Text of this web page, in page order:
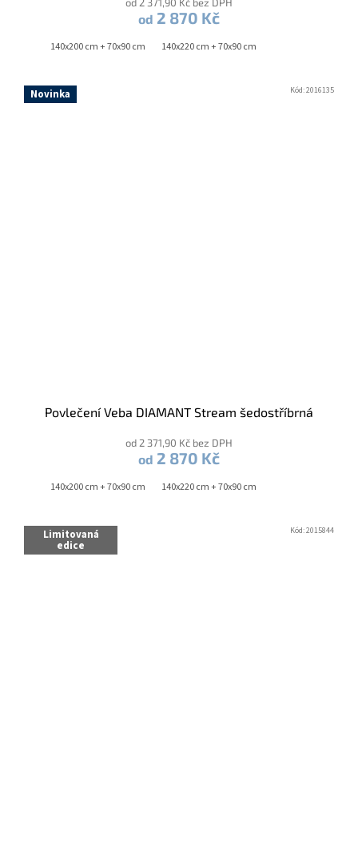
od 2 870 Kč
140x200 cm + 70x90 cm 140x220 cm + 70x90 cm
Novinka
Povlečení Veba DIAMANT Stream šedostříbrná
od 2 371,90 Kč bez DPH
od 2 870 Kč
140x200 cm + 70x90 cm 140x220 cm + 70x90 cm
Kód:2016135
Limitovaná
edice
Kód:2015844